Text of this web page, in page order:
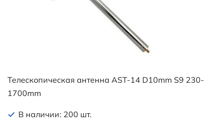
Телескопическая антенна AST-14 D10mm S9 230-
1700mm
В наличии: 200 шт.